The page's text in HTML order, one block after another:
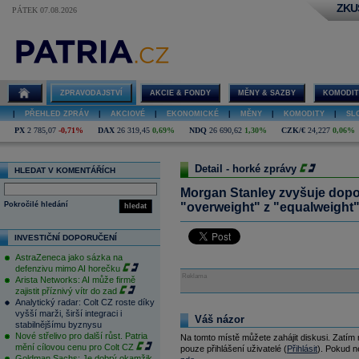
PÁTEK 07.08.2026
ZPRAVODAJSTVÍ AKCIE & FONDY MĚNY & SAZBY
PŘEHLED ZPRÁV AKCIOVÉ EKONOMICKÉ MĚNY KOMODITY
PX 2 785,07 -0,71% DAX 26 319,45 0,69% NDQ 26 690,62 1,30% CZK/€ 24,227 0,06%
HLEDAT V KOMENTÁŘÍCH
hledat
Pokročilé hledání
INVESTIČNÍ DOPORUČENÍ
AstraZeneca jako sázka na
defenzivu mimo AI horečku
Arista Networks: AI může firmě
zajistit příznivý vítr do zad
Analytický radar: Colt CZ roste díky
vyšší marži, širší integraci i
stabilnějšímu byznysu
Nové střelivo pro další růst. Patria
mění cílovou cenu pro Colt CZ
Detail - horké zprávy
Morgan Stanley zvyšuje
"overweight" z
Reklama
Váš názor
Na tomto místě můžete zahájit diskusi.
pouze přihlášení uživatelé (Přihlásit). Pokud